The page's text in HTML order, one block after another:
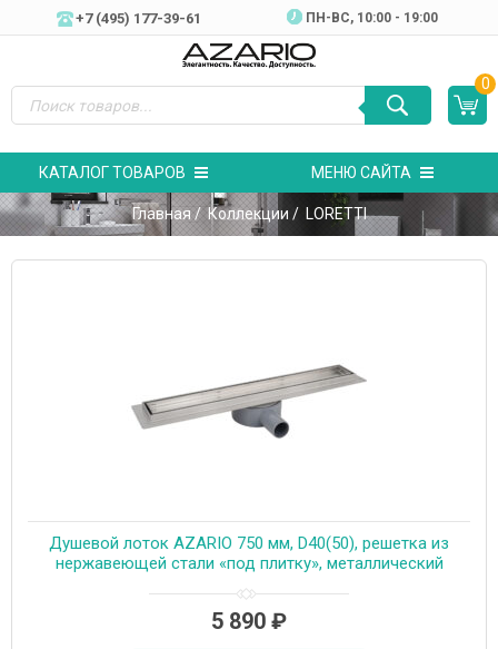
+7 (495) 177-39-61 ПН-ВC, 10:00 - 19:00
0
КАТАЛОГ ТОВАРОВ МЕНЮ САЙТА
Главная/Коллекции / LORETTI
Душевой лоток AZARIO 750 мм, D40(50), решетка из
нержавеющей стали «под плитку», металлический
(AZT3TILE750)
5 890 ₽